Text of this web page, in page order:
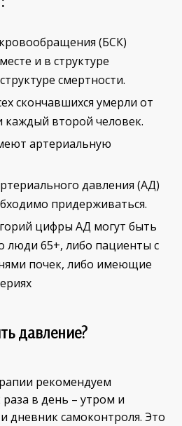
(БСК)
и в структуре
смертности.
скончавшихся умерли от
каждый второй человек.
артериальную
давления (АД)
придерживаться.
цифры АД могут быть
люди 65+, либо пациенты с
почек, либо имеющие
давление?
рекомендуем
в день – утром и
дневник самоконтроля. Это